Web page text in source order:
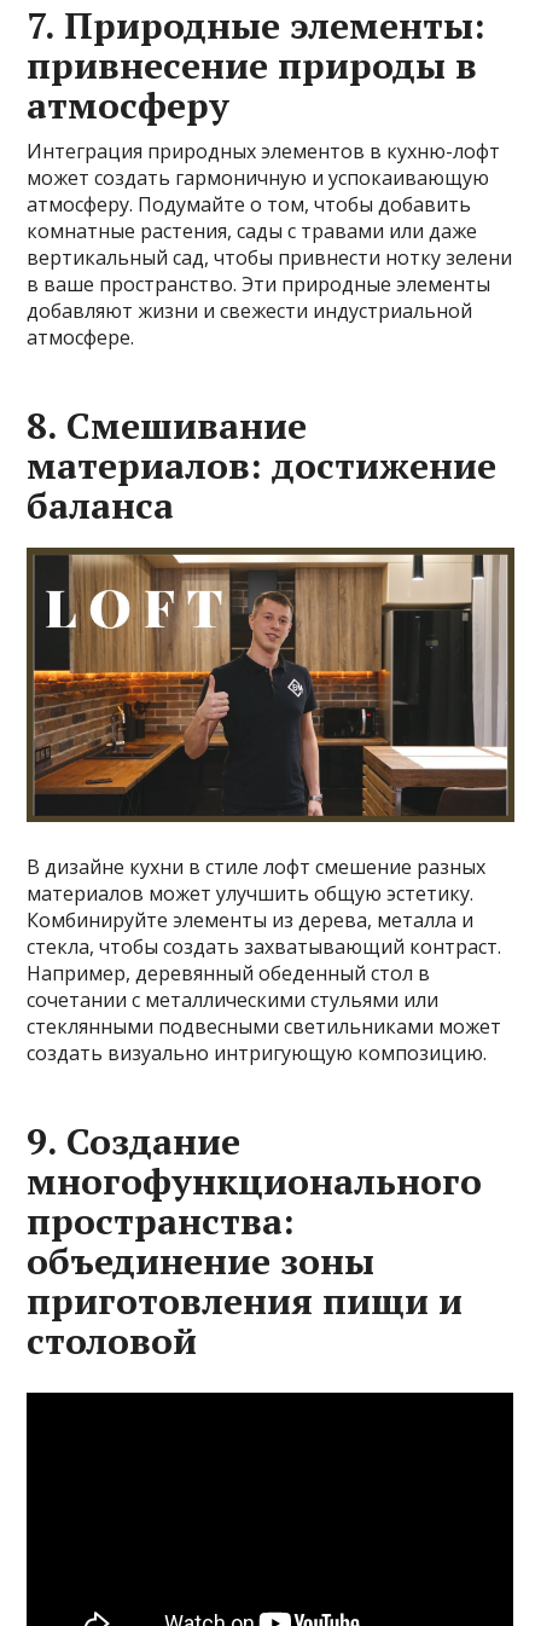
7. Природные элементы:
привнесение природы в
атмосферу
Интеграция природных элементов в кухню-лофт
может создать гармоничную и успокаивающую
атмосферу. Подумайте о том, чтобы добавить
комнатные растения, сады с травами или даже
вертикальный сад, чтобы привнести нотку зелени
в ваше пространство. Эти природные элементы
добавляют жизни и свежести индустриальной
атмосфере.
8. Смешивание
материалов: достижение
баланса
В дизайне кухни в стиле лофт смешение разных
материалов может улучшить общую эстетику.
Комбинируйте элементы из дерева, металла и
стекла, чтобы создать захватывающий контраст.
Например, деревянный обеденный стол в
сочетании с металлическими стульями или
стеклянными подвесными светильниками может
создать визуально интригующую композицию.
9. Создание
многофункционального
пространства:
объединение зоны
приготовления пищи и
столовой